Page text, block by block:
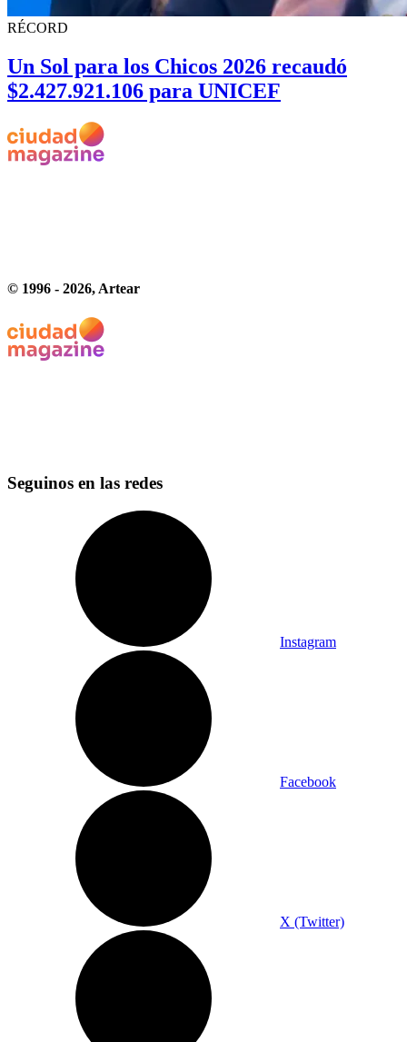
RÉCORD
Un Sol para los Chicos 2026 recaudó
$2.427.921.106 para UNICEF
© 1996 - 2026, Artear
Seguinos en las redes
Instagram
Facebook
X (Twitter)